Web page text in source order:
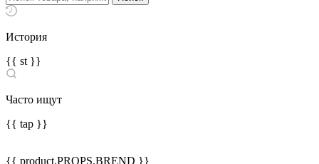
История
{{ st }}
Часто ищут
{{ tap }}
{{ product.PROPS.BREND }}